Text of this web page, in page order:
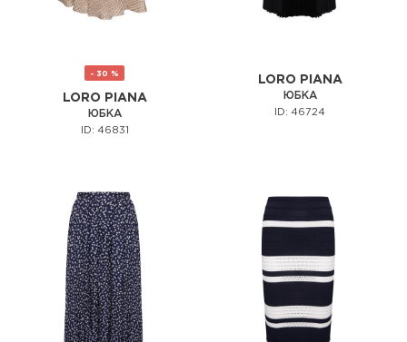
- 30 %
LORO PIANA
ЮБКА
ID: 46831
LORO PIANA
ЮБКА
ID: 46724